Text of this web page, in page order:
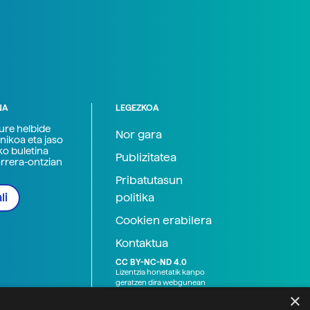
helbide
eta jaso
buletina
ontzian
LEGEZKOA
Nor gara
Publizitatea
Pribatutasun
politika
Cookien erabilera
Kontaktua
CC BY-NC-ND 4.0
Lizentzia honetatik kanpo
geratzen dira webgunean
×